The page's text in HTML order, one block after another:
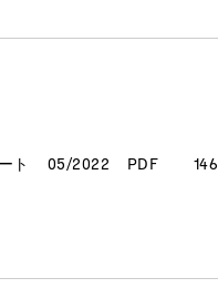
ト 05/2022 PDF